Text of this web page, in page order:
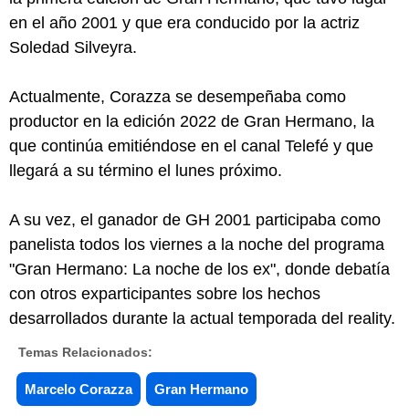
en el año 2001 y que era conducido por la actriz
Soledad Silveyra.
Actualmente, Corazza se desempeñaba como
productor en la edición 2022 de Gran Hermano, la
que continúa emitiéndose en el canal Telefé y que
llegará a su término el lunes próximo.
A su vez, el ganador de GH 2001 participaba como
panelista todos los viernes a la noche del programa
"Gran Hermano: La noche de los ex", donde debatía
con otros exparticipantes sobre los hechos
desarrollados durante la actual temporada del reality.
Temas Relacionados:
Marcelo Corazza Gran Hermano